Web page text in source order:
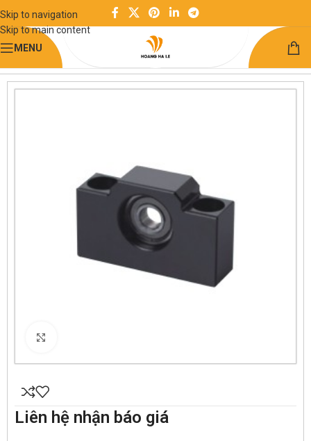
Skip to navigation
Skip to main content
MENU
Trang chủ
Chuyển động tuyến tính
Liên hệ nhận báo giá